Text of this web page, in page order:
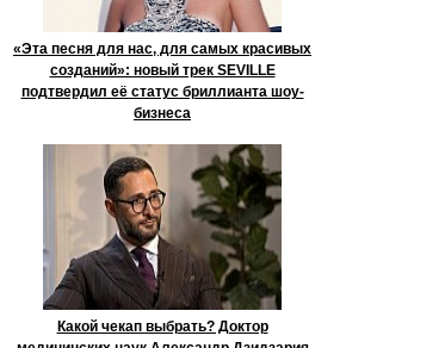
«Эта песня для нас, для самых красивых
созданий»: новый трек SEVILLE
подтвердил её статус бриллианта шоу-
бизнеса
Какой чекап выбрать? Доктор